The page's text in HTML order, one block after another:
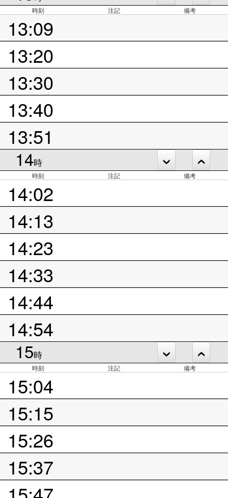
時刻 注記 備考
13:09
13:20
13:30
13:40
13:51
14時
時刻 注記 備考
14:02
14:13
14:23
14:33
14:44
14:54
15時
時刻 注記 備考
15:04
15:15
15:26
15:37